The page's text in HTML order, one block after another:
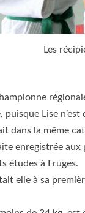
Les
Lise
dans la même
enregistrée aux
études à Fruges.
elle à sa